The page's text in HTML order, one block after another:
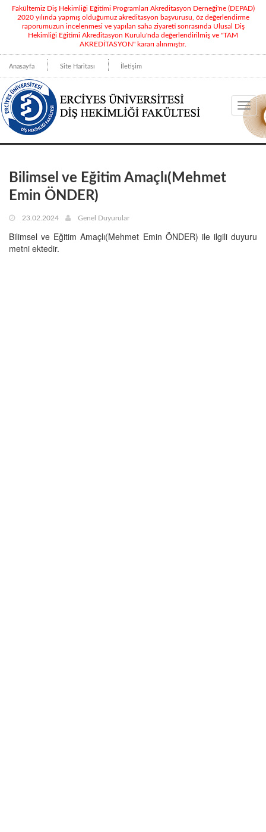
Fakültemiz Diş Hekimliği Eğitimi Programları Akreditasyon Derneği'ne (DEPAD)
2020 yılında yapmış olduğumuz akreditasyon başvurusu, öz değerlendirme
raporumuzun incelenmesi ve yapılan saha ziyareti sonrasında Ulusal Diş
Hekimliği Eğitimi Akreditasyon Kurulu'nda değerlendirilmiş ve "TAM
AKREDİTASYON" kararı alınmıştır.
Anasayfa Site Haritası İletişim
Bilimsel ve Eğitim Amaçlı(Mehmet
Emin ÖNDER)
23.02.2024 Genel Duyurular
Bilimsel ve Eğitim Amaçlı(Mehmet Emin ÖNDER) ile ilgili duyuru
metni ektedir.